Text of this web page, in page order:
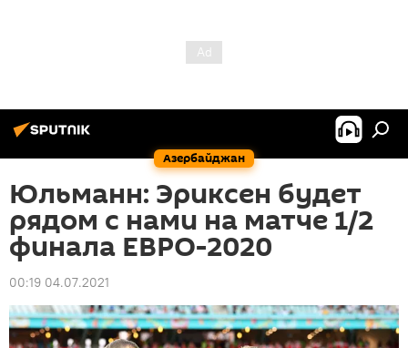
Азербайджан
Юльманн: Эриксен будет
рядом с нами на матче 1/2
финала ЕВРО-2020
00:19 04.07.2021